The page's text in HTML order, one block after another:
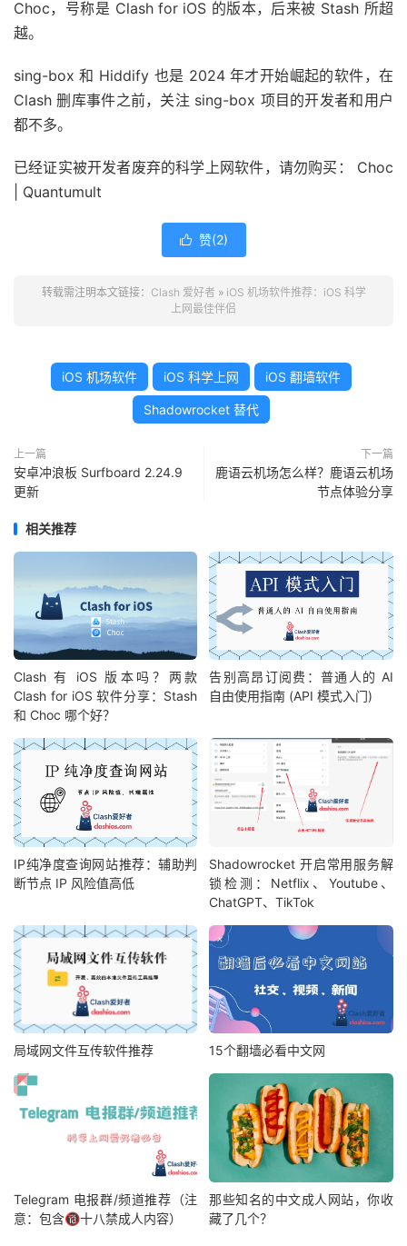
Choc，号称是 Clash for iOS 的版本，后来被 Stash 所超
越。
sing-box 和 Hiddify 也是 2024 年才开始崛起的软件，在
Clash 删库事件之前，关注 sing-box 项目的开发者和用户
都不多。
已经证实被开发者废弃的科学上网软件，请勿购买： Choc
| Quantumult
 赞(2)
转载需注明本文链接： Clash 爱好者 » iOS 机场软件推荐：iOS 科学
上网最佳伴侣
iOS 机场软件 iOS 科学上网 iOS 翻墙软件
Shadowrocket 替代
上一篇
安卓冲浪板 Surfboard 2.24.9
更新
下一篇
鹿语云机场怎么样？鹿语云机场
节点体验分享
相关推荐
Clash 有 iOS 版本吗？两款
Clash for iOS 软件分享：Stash
和 Choc 哪个好？
告别高昂订阅费：普通人的 AI
自由使用指南 (API 模式入门)
IP纯净度查询网站推荐：辅助判
断节点 IP 风险值高低
Shadowrocket 开启常用服务解
锁检测：Netflix、Youtube、
ChatGPT、TikTok
局域网文件互传软件推荐 15个翻墙必看中文网
Telegram 电报群/频道推荐（注
意：包含🔞十八禁成人内容）
那些知名的中文成人网站，你收
藏了几个？